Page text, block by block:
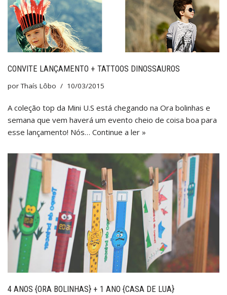
CONVITE LANÇAMENTO + TATTOOS DINOSSAUROS
porThaís Lôbo 10/03/2015
A coleção top da Mini U.S está chegando na Ora bolinhas e
semana que vem haverá um evento cheio de coisa boa para
esse lançamento! Nós… Continue a ler »
4 ANOS {ORA BOLINHAS} + 1 ANO {CASA DE LUA}